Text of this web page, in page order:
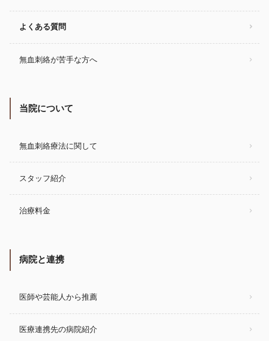
よくある質問
無血刺絡が苦手な方へ
当院について
無血刺絡療法に関して
スタッフ紹介
治療料金
病院と連携
医師や芸能人から推薦
医療連携先の病院紹介